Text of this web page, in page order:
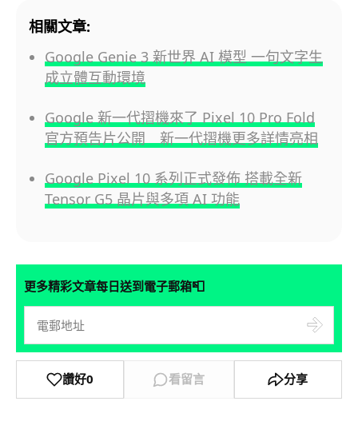
相關文章:
Google Genie 3 新世界 AI 模型 一句文字生
成立體互動環境
Google 新一代摺機來了 Pixel 10 Pro Fold
官方預告片公開 新一代摺機更多詳情亮相
Google Pixel 10 系列正式發佈 搭載全新
Tensor G5 晶片與多項 AI 功能
更多精彩文章每日送到電子郵箱📮
讚好0 看留言 分享